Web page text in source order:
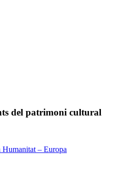
del patrimoni cultural
Humanitat – Europa